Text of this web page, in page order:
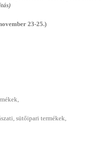
23-25.)
sütőipari termékek,